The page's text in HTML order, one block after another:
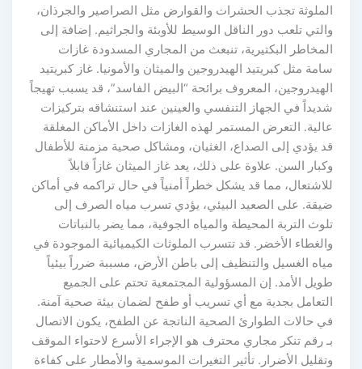
الملوثة تجذب الحشرات والقوارض مثل الصراصير والجرذان،
والتي تلعب دور الناقل الوسيط للأوبئة والجراثيم. إضافة إلى
المخاطر البكتيرية، تنبعث من المجاري المسدودة غازات
سامة مثل كبريتيد الهيدروجين والميثان والأمونيا. غاز كبريتيد
الهيدروجين، المعروف برائحة “البيض الفاسد”، قد يسبب تهيجاً
شديداً في الجهاز التنفسي والعينين عند استنشاقه بتركيزات
عالية. التعرض المستمر لهذه الغازات داخل الأماكن المغلقة
قد يؤدي إلى الصداع، الغثيان، ومشاكل صحية مزمنة للأطفال
وكبار السن. علاوة على ذلك، يعد غاز الميثان غازاً قابلاً
للاشتعال، مما قد يشكل خطراً أمنياً في حال تراكمه في أماكن
ضيقة. على الصعيد البيئي، يؤدي تسرب مياه الصرف إلى
تلوث التربة المحيطة والمياه الجوفية، مما يضر بالنباتات
والغطاء الأخضر. قد تتسرب الملوثات الكيميائية الموجودة في
مياه الغسيل والتنظيف إلى باطن الأرض، مسببة ضرراً بيئياً
طويل الأمد. إن المسؤولية المجتمعية تحتم على الجميع
التعامل بجدية مع أي تسريب أو طفح لضمان بيئة صحية آمنة.
في حالات الطوارئ الصحية الناتجة عن الطفح، يكون الاتصال
بـ رقم تنكر مجاري محترف هو الإجراء الأسرع لاحتواء الموقف
وتقليل الأضرار. تأثير التغيرات الموسمية والأمطار على كفاءة